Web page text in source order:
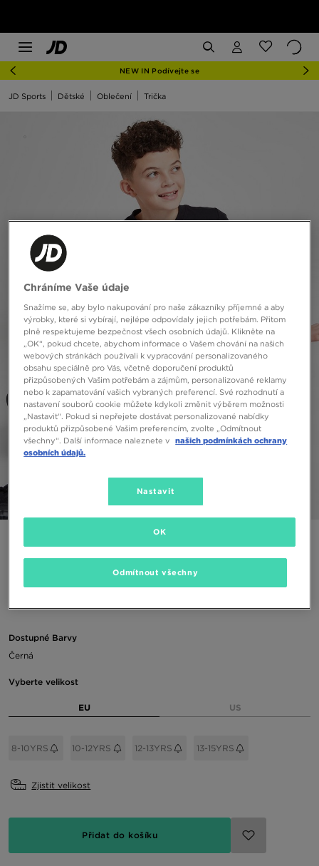
NEW IN Podívejte se
JD Sports Dětské Oblečení Trička
NIKE TRIČKO SOS SS TEE BLK/GOLD
Dostupné Barvy
Černá
Vyberte velikost
EU US
8-10YRS 10-12YRS 12-13YRS 13-15YRS
Zjistit velikost
Přidat do košíku
Chráníme Vaše údaje
Snažíme se, aby bylo nakupování pro naše zákazníky příjemné a aby
výrobky, které si vybírají, nejlépe odpovídaly jejich potřebám. Přitom
plně respektujeme bezpečnost všech osobních údajů. Klikněte na
„OK“, pokud chcete, abychom informace o Vašem chování na našich
webových stránkách používali k vypracování personalizovaného
obsahu speciálně pro Vás, včetně doporučení produktů
přizpůsobených Vašim potřebám a zájmům, personalizované reklamy
nebo k zapamatování vašich vybraných preferencí. Své rozhodnutí a
nastavení souborů cookie můžete kdykoli změnit výběrem možnosti
„Nastavit“. Pokud si nepřejete dostávat personalizované nabídky
produktů přizpůsobené Vašim preferencím, zvolte „Odmítnout
všechny“. Další informace naleznete v našich podmínkách ochrany
osobních údajů.
Nastavit
Odmítnout všechny
OK